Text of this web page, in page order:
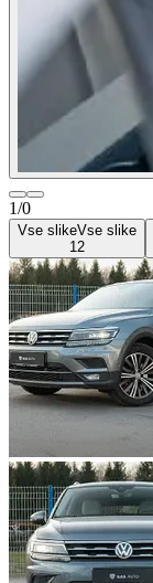
1/0
Vse slikeVse slike
12